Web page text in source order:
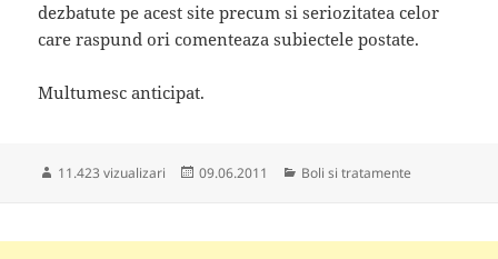
dezbatute pe acest site precum si seriozitatea celor
care raspund ori comenteaza subiectele postate.
Multumesc anticipat.
11.423 vizualizari
Publicat
09.06.2011 Categorii
Boli si tratamente